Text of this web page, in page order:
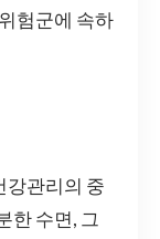
험군에 속하
강관리의 중
한 수면, 그